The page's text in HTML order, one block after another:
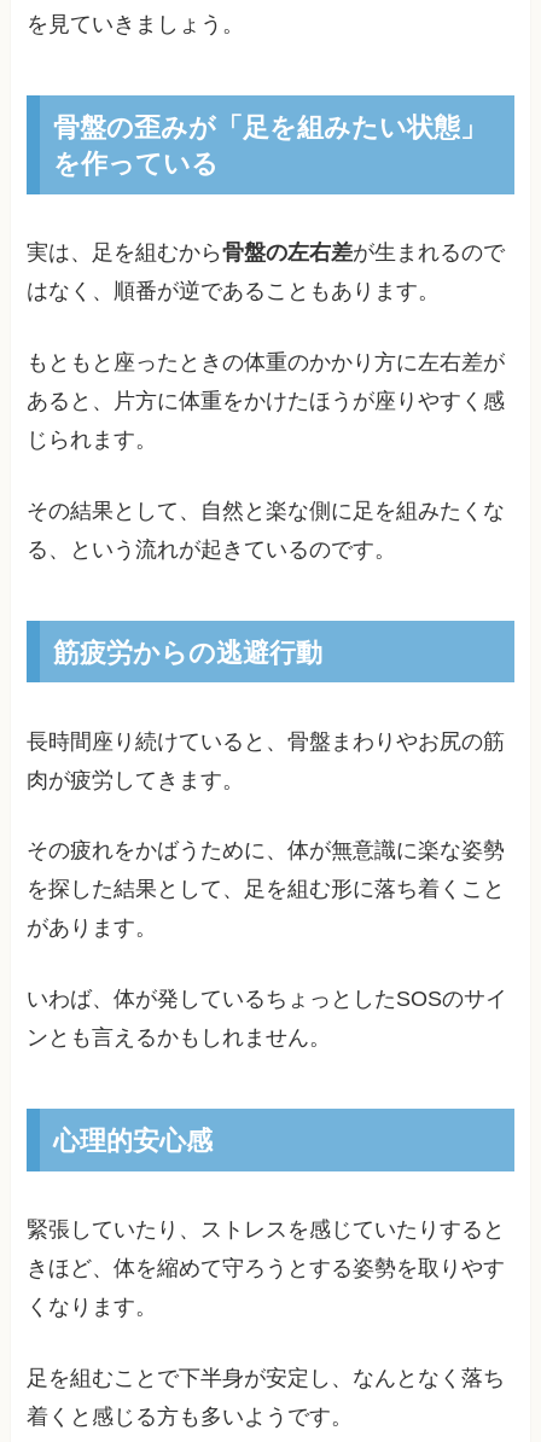
を見ていきましょう。
骨盤の歪みが「足を組みたい状態」
を作っている
実は、足を組むから骨盤の左右差が生まれるので
はなく、順番が逆であることもあります。
もともと座ったときの体重のかかり方に左右差が
あると、片方に体重をかけたほうが座りやすく感
じられます。
その結果として、自然と楽な側に足を組みたくな
る、という流れが起きているのです。
筋疲労からの逃避行動
長時間座り続けていると、骨盤まわりやお尻の筋
肉が疲労してきます。
その疲れをかばうために、体が無意識に楽な姿勢
を探した結果として、足を組む形に落ち着くこと
があります。
いわば、体が発しているちょっとしたSOSのサイ
ンとも言えるかもしれません。
心理的安心感
緊張していたり、ストレスを感じていたりすると
きほど、体を縮めて守ろうとする姿勢を取りやす
くなります。
足を組むことで下半身が安定し、なんとなく落ち
着くと感じる方も多いようです。